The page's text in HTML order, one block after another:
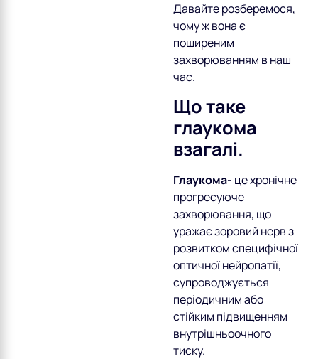
Давайте розберемося,
чому ж вона є
поширеним
захворюванням в наш
час.
Що таке
глаукома
взагалі.
Глаукома- це хронічне
прогресуюче
захворювання, що
уражає зоровий нерв з
розвитком специфічної
оптичної нейропатії,
супроводжується
періодичним або
стійким підвищенням
внутрішньоочного
тиску.